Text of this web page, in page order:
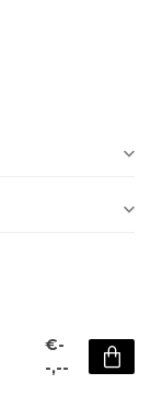
€-
-,--